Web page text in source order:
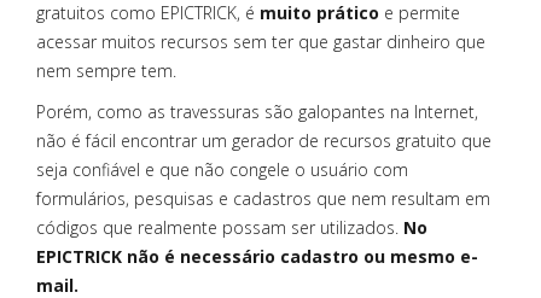
gratuitos como EPICTRICK, é muito prático e permite
acessar muitos recursos sem ter que gastar dinheiro que
nem sempre tem.
Porém, como as travessuras são galopantes na Internet,
não é fácil encontrar um gerador de recursos gratuito que
seja confiável e que não congele o usuário com
formulários, pesquisas e cadastros que nem resultam em
códigos que realmente possam ser utilizados. No
EPICTRICK não é necessário cadastro ou mesmo e-
mail.